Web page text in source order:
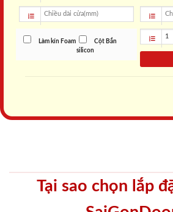
Làm kín Foam
Cột Bắn
silicon
Tại sao chọn lắp